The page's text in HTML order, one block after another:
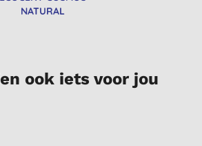
NATURAL
ook iets voor jou